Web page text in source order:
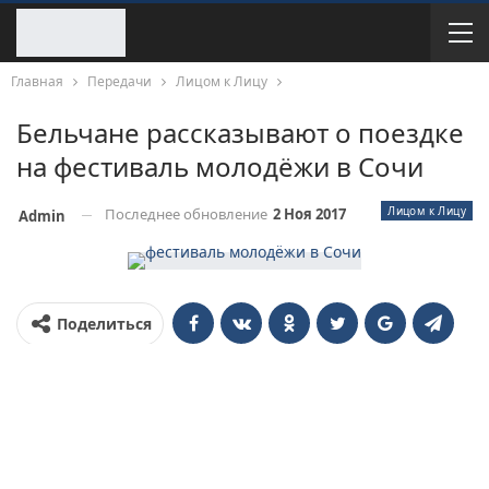
Главная Передачи Лицом к Лицу
Бельчане рассказывают о поездке
на фестиваль молодёжи в Сочи
Лицом к Лицу
Admin Последнее обновление 2 Ноя 2017
Поделиться